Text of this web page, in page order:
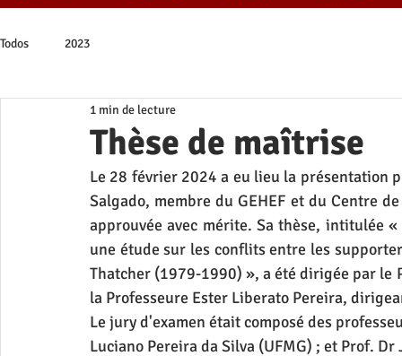
Todos 2023
Thèse de maîtrise
1 min de lecture
Le 28 février 2024 a eu lieu la présentation
Salgado, membre du GEHEF et du Centre
approuvée avec mérite. Sa thèse, intitulée
une étude sur les conflits entre les
Thatcher (1979-1990) », a été dirigée par
la Professeure Ester Liberato Pereira,
Le jury d'examen était composé des
Luciano Pereira da Silva (UFMG) ; et Prof.